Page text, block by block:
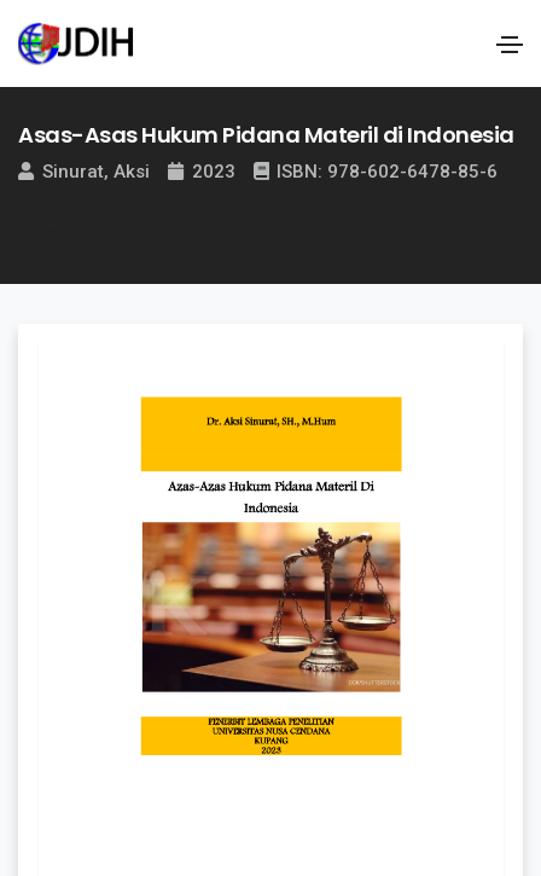
Asas-Asas Hukum Pidana Materil di Indonesia
Sinurat, Aksi 2023 ISBN: 978-602-6478-85-6